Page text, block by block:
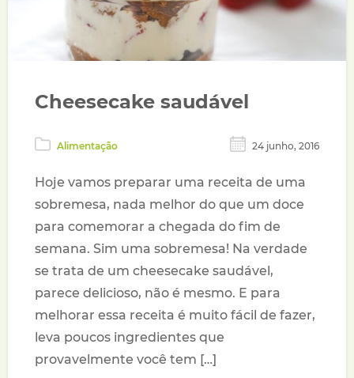
Cheesecake saudável
Alimentação 24 junho, 2016
Hoje vamos preparar uma receita de uma
sobremesa, nada melhor do que um doce
para comemorar a chegada do fim de
semana. Sim uma sobremesa! Na verdade
se trata de um cheesecake saudável,
parece delicioso, não é mesmo. E para
melhorar essa receita é muito fácil de fazer,
leva poucos ingredientes que
provavelmente você tem […]